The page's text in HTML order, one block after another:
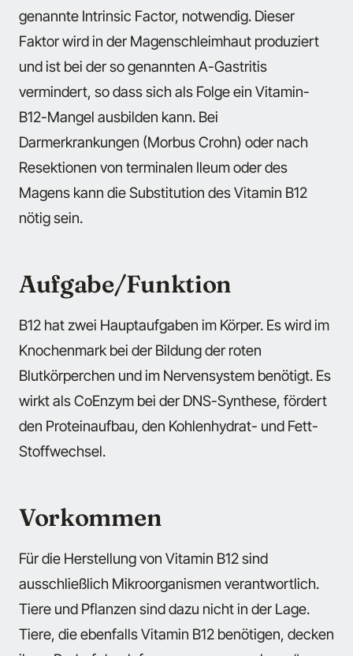
genannte Intrinsic Factor, notwendig. Dieser
Faktor wird in der Magenschleimhaut produziert
und ist bei der so genannten A-Gastritis
vermindert, so dass sich als Folge ein Vitamin-
B12-Mangel ausbilden kann. Bei
Darmerkrankungen (Morbus Crohn) oder nach
Resektionen von terminalen Ileum oder des
Magens kann die Substitution des Vitamin B12
nötig sein.
Aufgabe/Funktion
B12 hat zwei Hauptaufgaben im Körper. Es wird im
Knochenmark bei der Bildung der roten
Blutkörperchen und im Nervensystem benötigt. Es
wirkt als CoEnzym bei der DNS-Synthese, fördert
den Proteinaufbau, den Kohlenhydrat- und Fett-
Stoffwechsel.
Vorkommen
Für die Herstellung von Vitamin B12 sind
ausschließlich Mikroorganismen verantwortlich.
Tiere und Pflanzen sind dazu nicht in der Lage.
Tiere, die ebenfalls Vitamin B12 benötigen, decken